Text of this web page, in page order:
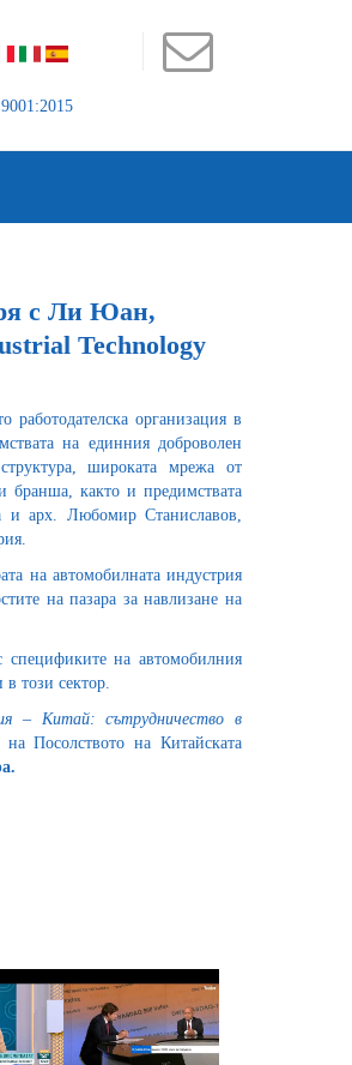
с Ли Юан,
Technology
работодателска организация в
на единния доброволен
широката мрежа от
бранша, както и предимствата
и арх. Любомир Станиславов,
на автомобилната индустрия
на пазара за навлизане на
спецификите на автомобилния
този сектор.
– Китай: сътрудничество в
на Посолството на Китайската